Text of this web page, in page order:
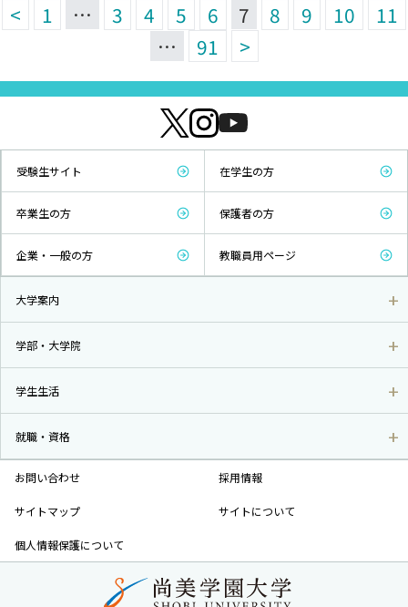
< 1 … 3 4 5 6 7 8 9 10
11
…
91 >
受験生サイト 在学生の方
卒業生の方 保護者の方
企業・一般の方 教職員用ページ
大学案内
学部・大学院
学生生活
就職・資格
お問い合わせ 採用情報
サイトマップ サイトについて
個人情報保護について